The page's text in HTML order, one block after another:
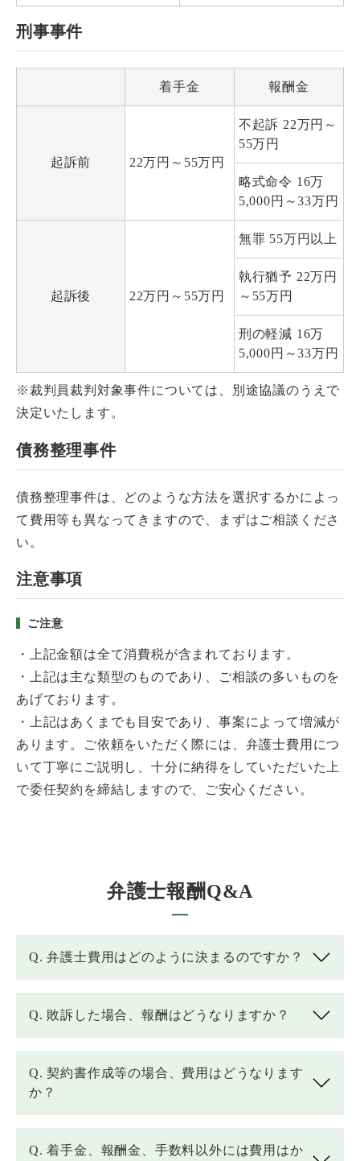
刑事事件
着手金 報酬金
起訴前 22万円～55万円
不起訴 22万円～
55万円
略式命令 16万
5,000円～33万円
起訴後 22万円～55万円
無罪 55万円以上
執行猶予 22万円
～55万円
刑の軽減 16万
5,000円～33万円
※裁判員裁判対象事件については、別途協議のうえで
決定いたします。
債務整理事件
債務整理事件は、どのような方法を選択するかによっ
て費用等も異なってきますので、まずはご相談くださ
い。
注意事項
ご注意
・上記金額は全て消費税が含まれております。
・上記は主な類型のものであり、ご相談の多いものを
あげております。
・上記はあくまでも目安であり、事案によって増減が
あります。ご依頼をいただく際には、弁護士費用につ
いて丁寧にご説明し、十分に納得をしていただいた上
で委任契約を締結しますので、ご安心ください。
弁護士報酬Q&A
Q. 弁護士費用はどのように決まるのですか？
Q. 敗訴した場合、報酬はどうなりますか？
Q. 契約書作成等の場合、費用はどうなります
か？
Q. 着手金、報酬金、手数料以外には費用はか